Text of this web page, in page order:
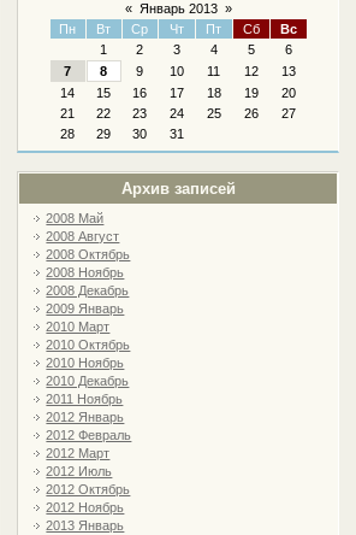
« Январь 2013 »
Пн
Вт Ср Чт Пт Сб
Вс
1
2 3 4 5
6
7
8 9 10 11 12
13
14
15 16 17 18 19
20
21
22 23 24 25 26
27
28
29 30 31
Архив записей
2008 Май
2008 Август
2008 Октябрь
2008 Ноябрь
2008 Декабрь
2009 Январь
2010 Март
2010 Октябрь
2010 Ноябрь
2010 Декабрь
2011 Ноябрь
2012 Январь
2012 Февраль
2012 Март
2012 Июль
2012 Октябрь
2012 Ноябрь
2013 Январь